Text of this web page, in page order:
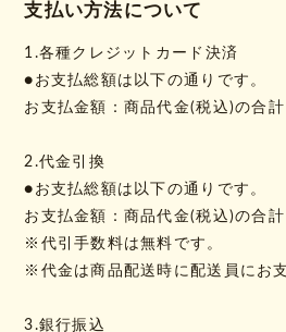
支払い方法について
1.各種クレジットカード決済
●お支払総額は以下の通りです。
お支払金額：商品代金(税込)の合
2.代金引換
●お支払総額は以下の通りです。
お支払金額：商品代金(税込)の合
※代引手数料は無料です。
※代金は商品配送時に配送員にお
3.銀行振込